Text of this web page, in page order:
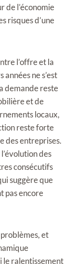
de l’économie
risques d’une
l’offre et la
ne s’est
demande reste
et de
locaux,
reste forte
des entreprises.
des
consécutifs
suggère que
pas encore
et
le ralentissement